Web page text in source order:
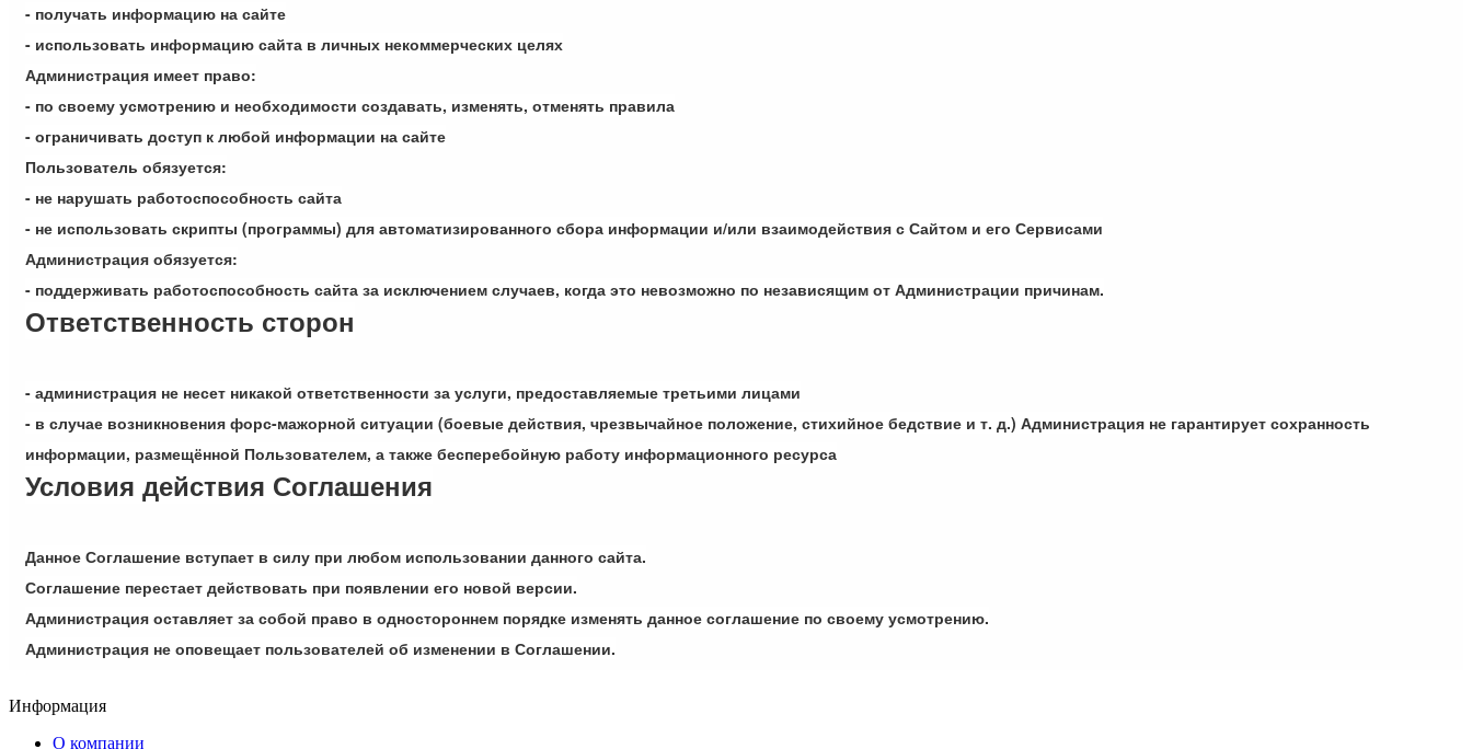
- получать информацию на сайте
- использовать информацию сайта в личных некоммерческих целях
Администрация имеет право:
- по своему усмотрению и необходимости создавать, изменять, отменять правила
- ограничивать доступ к любой информации на сайте
Пользователь обязуется:
- не нарушать работоспособность сайта
- не использовать скрипты (программы) для автоматизированного сбора информации и/или взаимодействия с Сайтом и его Сервисами
Администрация обязуется:
- поддерживать работоспособность сайта за исключением случаев, когда это невозможно по независящим от Администрации причинам.
Ответственность сторон
- администрация не несет никакой ответственности за услуги, предоставляемые третьими лицами
- в случае возникновения форс-мажорной ситуации (боевые действия, чрезвычайное положение, стихийное бедствие и т. д.) Администрация не гарантирует сохранность
информации, размещённой Пользователем, а также бесперебойную работу информационного ресурса
Условия действия Соглашения
Данное Соглашение вступает в силу при любом использовании данного сайта.
Соглашение перестает действовать при появлении его новой версии.
Администрация оставляет за собой право в одностороннем порядке изменять данное соглашение по своему усмотрению.
Администрация не оповещает пользователей об изменении в Соглашении.
Информация
О компании